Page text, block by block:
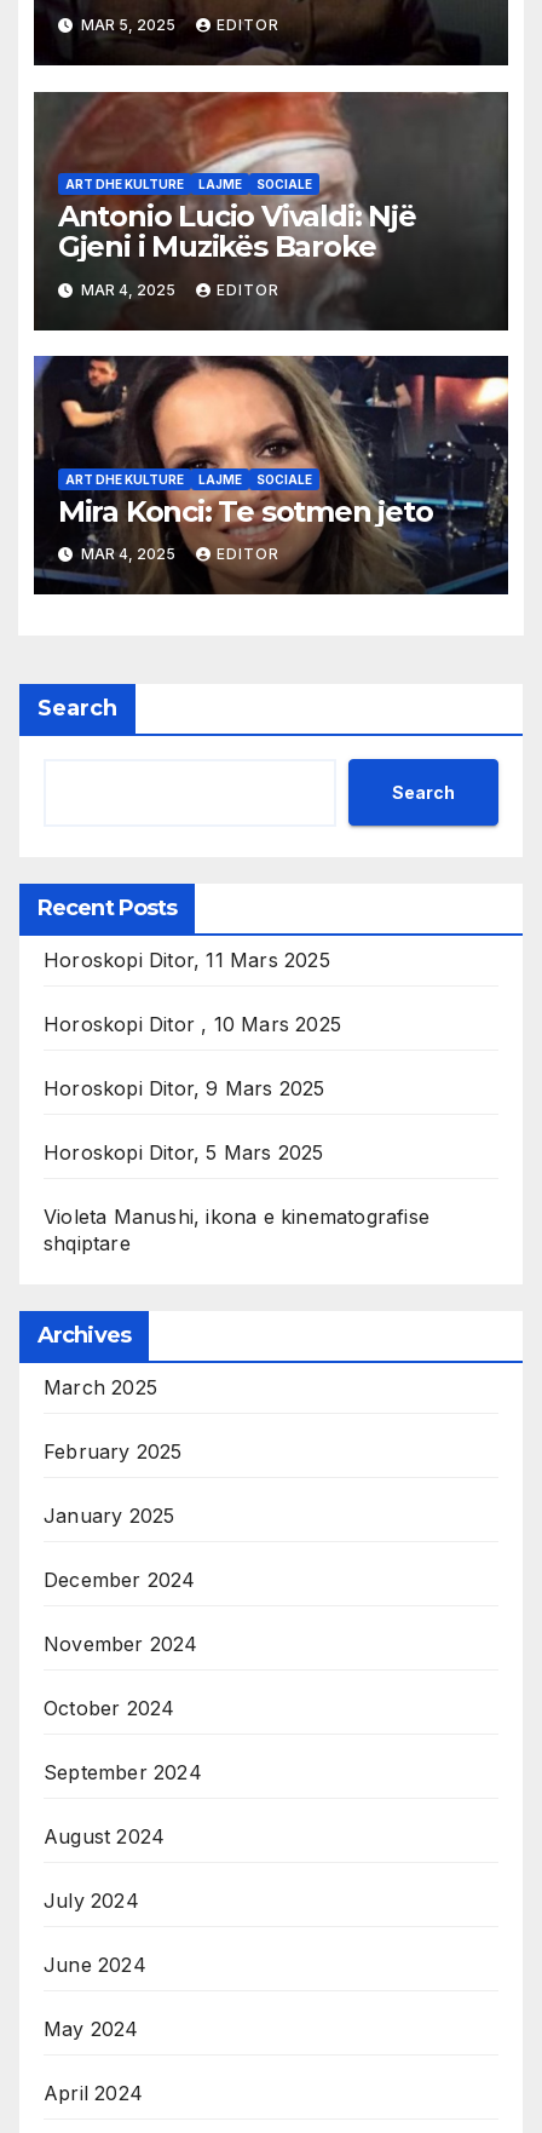
MAR 5, 2025 EDITOR
ART DHE KULTURE LAJME SOCIALE
Antonio Lucio Vivaldi: Një
Gjeni i Muzikës Baroke
MAR 4, 2025 EDITOR
ART DHE KULTURE LAJME SOCIALE
Mira Konci: Te sotmen jeto
MAR 4, 2025 EDITOR
Search
Search
Recent Posts
Horoskopi Ditor, 11 Mars 2025
Horoskopi Ditor , 10 Mars 2025
Horoskopi Ditor, 9 Mars 2025
Horoskopi Ditor, 5 Mars 2025
Violeta Manushi, ikona e kinematografise
shqiptare
Archives
March 2025
February 2025
January 2025
December 2024
November 2024
October 2024
September 2024
August 2024
July 2024
June 2024
May 2024
April 2024